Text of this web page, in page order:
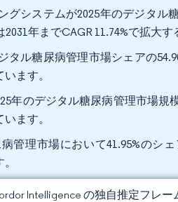
システムが2025年のデジタル
年までCAGR 11.74%で拡大す
タル糖尿病管理市場シェアの
ます。
年のデジタル糖尿病管理市場規
ます。
管理市場において41.95%のシ
Intelligence の独自推定フレ